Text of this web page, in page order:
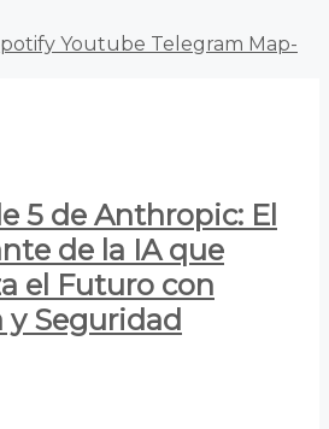
Youtube Telegram Map-
5 de Anthropic: El
de la IA que
el Futuro con
Seguridad